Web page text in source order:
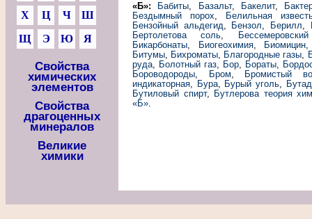
Х
Ц Ч
Ш
Щ
Э Ю Я
Свойства
химических
элементов
Свойства
драгоценных
минералов
Великие
химики
«Б»: Бабиты, Базальт, Бакелит,
Бездымный порох,
Белильная
Бензойный альдегид, Бензол, Берилл,
Бертолетова соль,
Бикарбонаты, Биогеохимия, Биомицин
Битумы, Бихроматы, Благородные газы,
руда, Болотный газ, Бор, Бораты,
Бороводороды, Бром,
Бромистый
индикаторная, Бура, Бурый уголь,
Бутиловый спирт, Бутлерова теория
«Б».